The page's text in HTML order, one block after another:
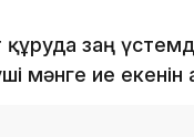
заң
мәнге ие екенін